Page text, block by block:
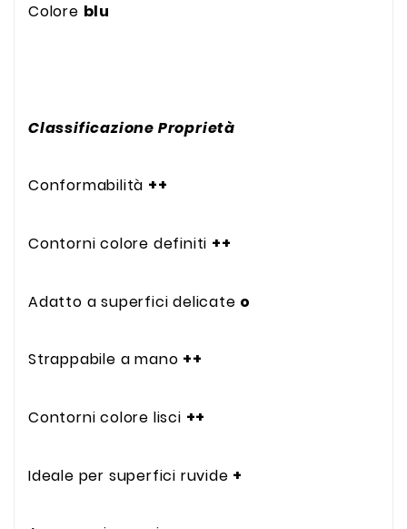
Colore blu
Classificazione Proprietà
Conformabilità ++
Contorni colore definiti ++
Adatto a superfici delicate o
Strappabile a mano ++
Contorni colore lisci ++
Ideale per superfici ruvide +